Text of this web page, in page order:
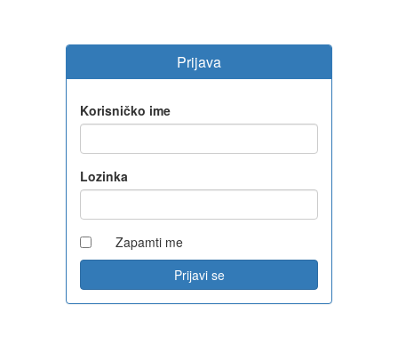
Prijava
Korisničko ime
Lozinka
Zapamti me